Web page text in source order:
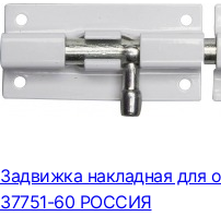
Задвижка накладная для
37751-60 РОССИЯ